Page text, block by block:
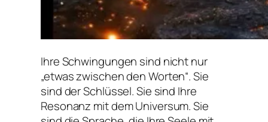
Ihre Schwingungen sind nicht nur
„etwas zwischen den Worten“. Sie
sind der Schlüssel. Sie sind Ihre
Resonanz mit dem Universum. Sie